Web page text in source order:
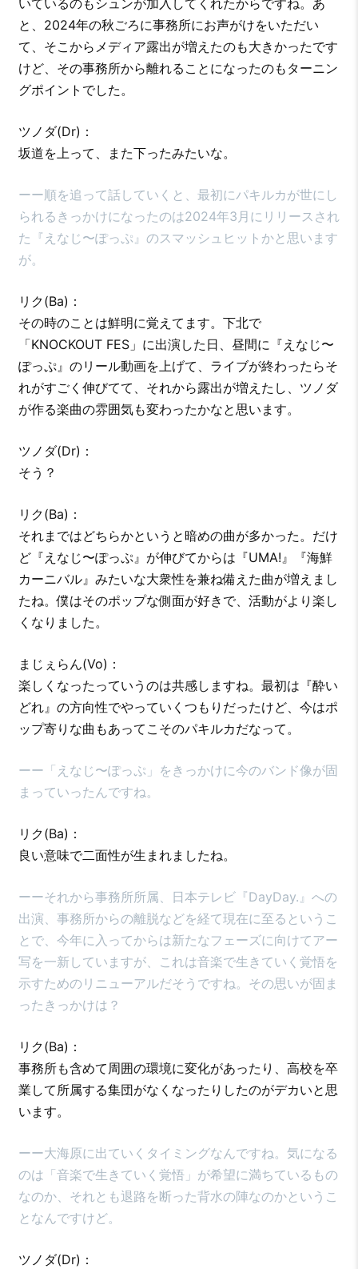
いているのもシュンが加入してくれたからですね。あ
と、2024年の秋ごろに事務所にお声がけをいただい
て、そこからメディア露出が増えたのも大きかったです
けど、その事務所から離れることになったのもターニン
グポイントでした。
ツノダ(Dr)：
坂道を上って、また下ったみたいな。
ーー順を追って話していくと、最初にパキルカが世にし
られるきっかけになったのは2024年3月にリリースされ
た『えなじ〜ぽっぷ』のスマッシュヒットかと思います
が。
リク(Ba)：
その時のことは鮮明に覚えてます。下北で
「KNOCKOUT FES」に出演した日、昼間に『えなじ〜
ぽっぷ』のリール動画を上げて、ライブが終わったらそ
れがすごく伸びてて、それから露出が増えたし、ツノダ
が作る楽曲の雰囲気も変わったかなと思います。
ツノダ(Dr)：
そう？
リク(Ba)：
それまではどちらかというと暗めの曲が多かった。だけ
ど『えなじ〜ぽっぷ』が伸びてからは『UMA!』『海鮮
カーニバル』みたいな大衆性を兼ね備えた曲が増えまし
たね。僕はそのポップな側面が好きで、活動がより楽し
くなりました。
まじぇらん(Vo)：
楽しくなったっていうのは共感しますね。最初は『酔い
どれ』の方向性でやっていくつもりだったけど、今はポ
ップ寄りな曲もあってこそのパキルカだなって。
ーー「えなじ〜ぽっぷ」をきっかけに今のバンド像が固
まっていったんですね。
リク(Ba)：
良い意味で二面性が生まれましたね。
ーーそれから事務所所属、日本テレビ『DayDay.』への
出演、事務所からの離脱などを経て現在に至るというこ
とで、今年に入ってからは新たなフェーズに向けてアー
写を一新していますが、これは音楽で生きていく覚悟を
示すためのリニューアルだそうですね。その思いが固ま
ったきっかけは？
リク(Ba)：
事務所も含めて周囲の環境に変化があったり、高校を卒
業して所属する集団がなくなったりしたのがデカいと思
います。
ーー大海原に出ていくタイミングなんですね。気になる
のは「音楽で生きていく覚悟」が希望に満ちているもの
なのか、それとも退路を断った背水の陣なのかというこ
となんですけど。
ツノダ(Dr)：